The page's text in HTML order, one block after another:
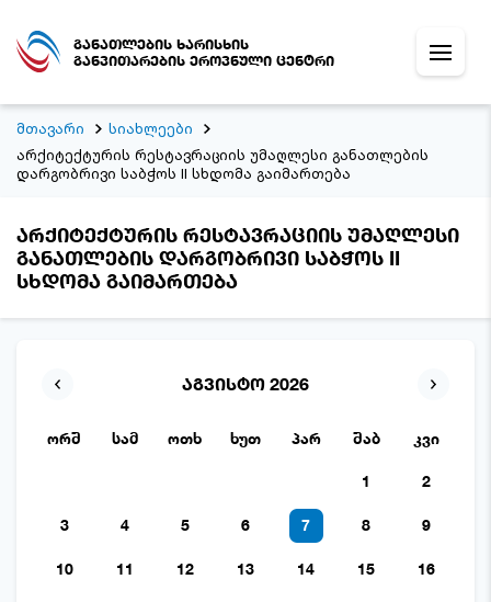
განათლების ხარისხის
განვითარების ეროვნული ცენტრი
მთავარი
სიახლეები
არქიტექტურის რესტავრაციის უმაღლესი განათლების
დარგობრივი საბჭოს II სხდომა გაიმართება
არქიტექტურის რესტავრაციის უმაღლესი
განათლების დარგობრივი საბჭოს II
სხდომა გაიმართება
აგვისტო 2026
ორშ სამ ოთხ ხუთ პარ შაბ კვი
1 2
3 4 5 6 7 8 9
10 11 12 13 14 15 16